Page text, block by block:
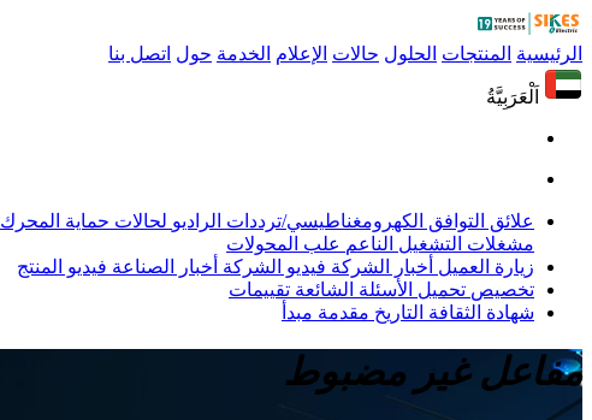
الرئيسية المنتجات الحلول حالات الإعلام الخدمة حول اتصل بنا
اَلْعَرَبِيَّةُ
علائق التوافق الكهرومغناطيسي/ترددات الراديو لحالات حماية المحرك
مشغلات التشغيل الناعم علب المحولات
زيارة العميل أخبار الشركة فيديو الشركة أخبار الصناعة فيديو المنتج
تخصيص تحميل الأسئلة الشائعة تقييمات
شهادة الثقافة التاريخ مقدمة مبدأ
مفاعل غير مضبوط